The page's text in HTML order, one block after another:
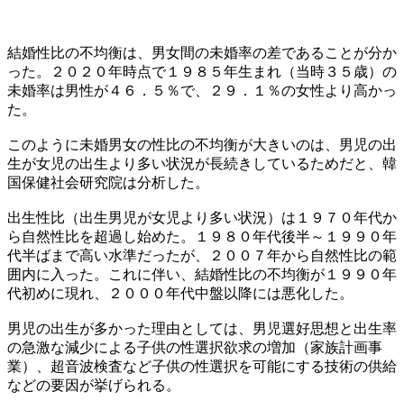
結婚性比の不均衡は、男女間の未婚率の差であることが分か
った。２０２０年時点で１９８５年生まれ（当時３５歳）の
未婚率は男性が４６．５％で、２９．１％の女性より高かっ
た。
このように未婚男女の性比の不均衡が大きいのは、男児の出
生が女児の出生より多い状況が長続きしているためだと、韓
国保健社会研究院は分析した。
出生性比（出生男児が女児より多い状況）は１９７０年代か
ら自然性比を超過し始めた。１９８０年代後半～１９９０年
代半ばまで高い水準だったが、２００７年から自然性比の範
囲内に入った。これに伴い、結婚性比の不均衡が１９９０年
代初めに現れ、２０００年代中盤以降には悪化した。
男児の出生が多かった理由としては、男児選好思想と出生率
の急激な減少による子供の性選択欲求の増加（家族計画事
業）、超音波検査など子供の性選択を可能にする技術の供給
などの要因が挙げられる。